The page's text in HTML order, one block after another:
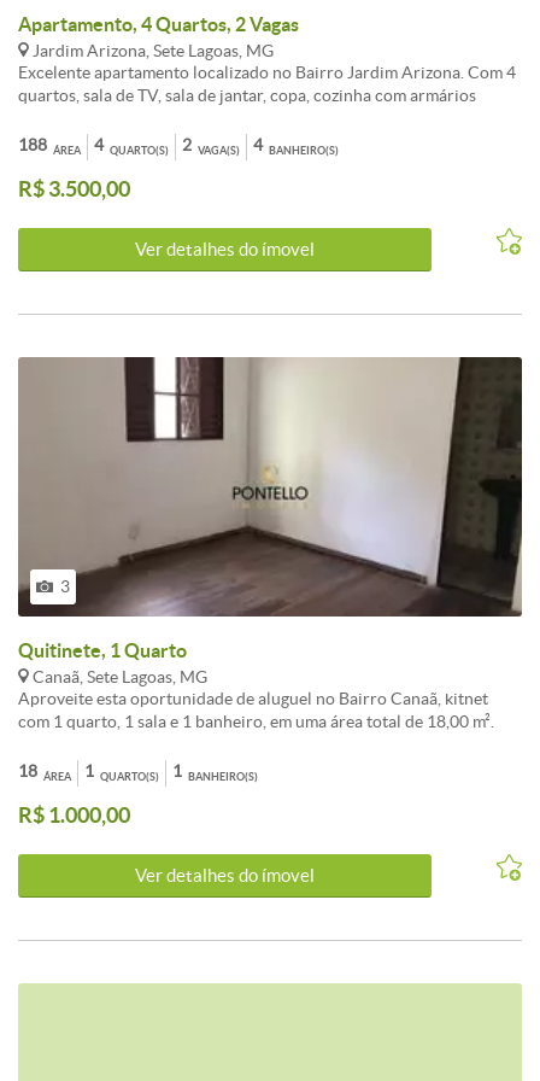
Apartamento, 4 Quartos, 2 Vagas
Jardim Arizona, Sete Lagoas, MG
Excelente apartamento localizado no Bairro Jardim Arizona. Com 4
quartos, sala de TV, sala de jantar, copa, cozinha com armários
sem elevador Prédio com área gourmet com banheiros feminino e
masculino, piscina aquecida, sauna. Não perca a oportunidade e
venha morar próximo ao centro.
ÁREA
188 QUARTO(S)
4 VAGA(S)
2 BANHEIRO(S)
4
R$ 3.500,00
Ver detalhes do ímovel
3
Quitinete, 1 Quarto
Canaã, Sete Lagoas, MG
Aproveite esta oportunidade de aluguel no Bairro Canaã, kitnet
com 1 quarto, 1 sala e 1 banheiro, em uma área total de 18,00 m².
Sem garagem.<br /><br />Conheça este(a) Kitnet / Conjugado
disponível para aluguel com a melhor negociação em Canaã, Sete
Lagoas.<br /><br />O imóvel apresenta 1 dormitórios, 1 banheiros e
localização e qualidade de vida em Sete Lagoas.<br /><br />Entre
em contato para mais detalhes sobre este investimento em Sete
ÁREA
18 QUARTO(S)
1 BANHEIRO(S)
1
R$ 1.000,00
Ver detalhes do ímovel